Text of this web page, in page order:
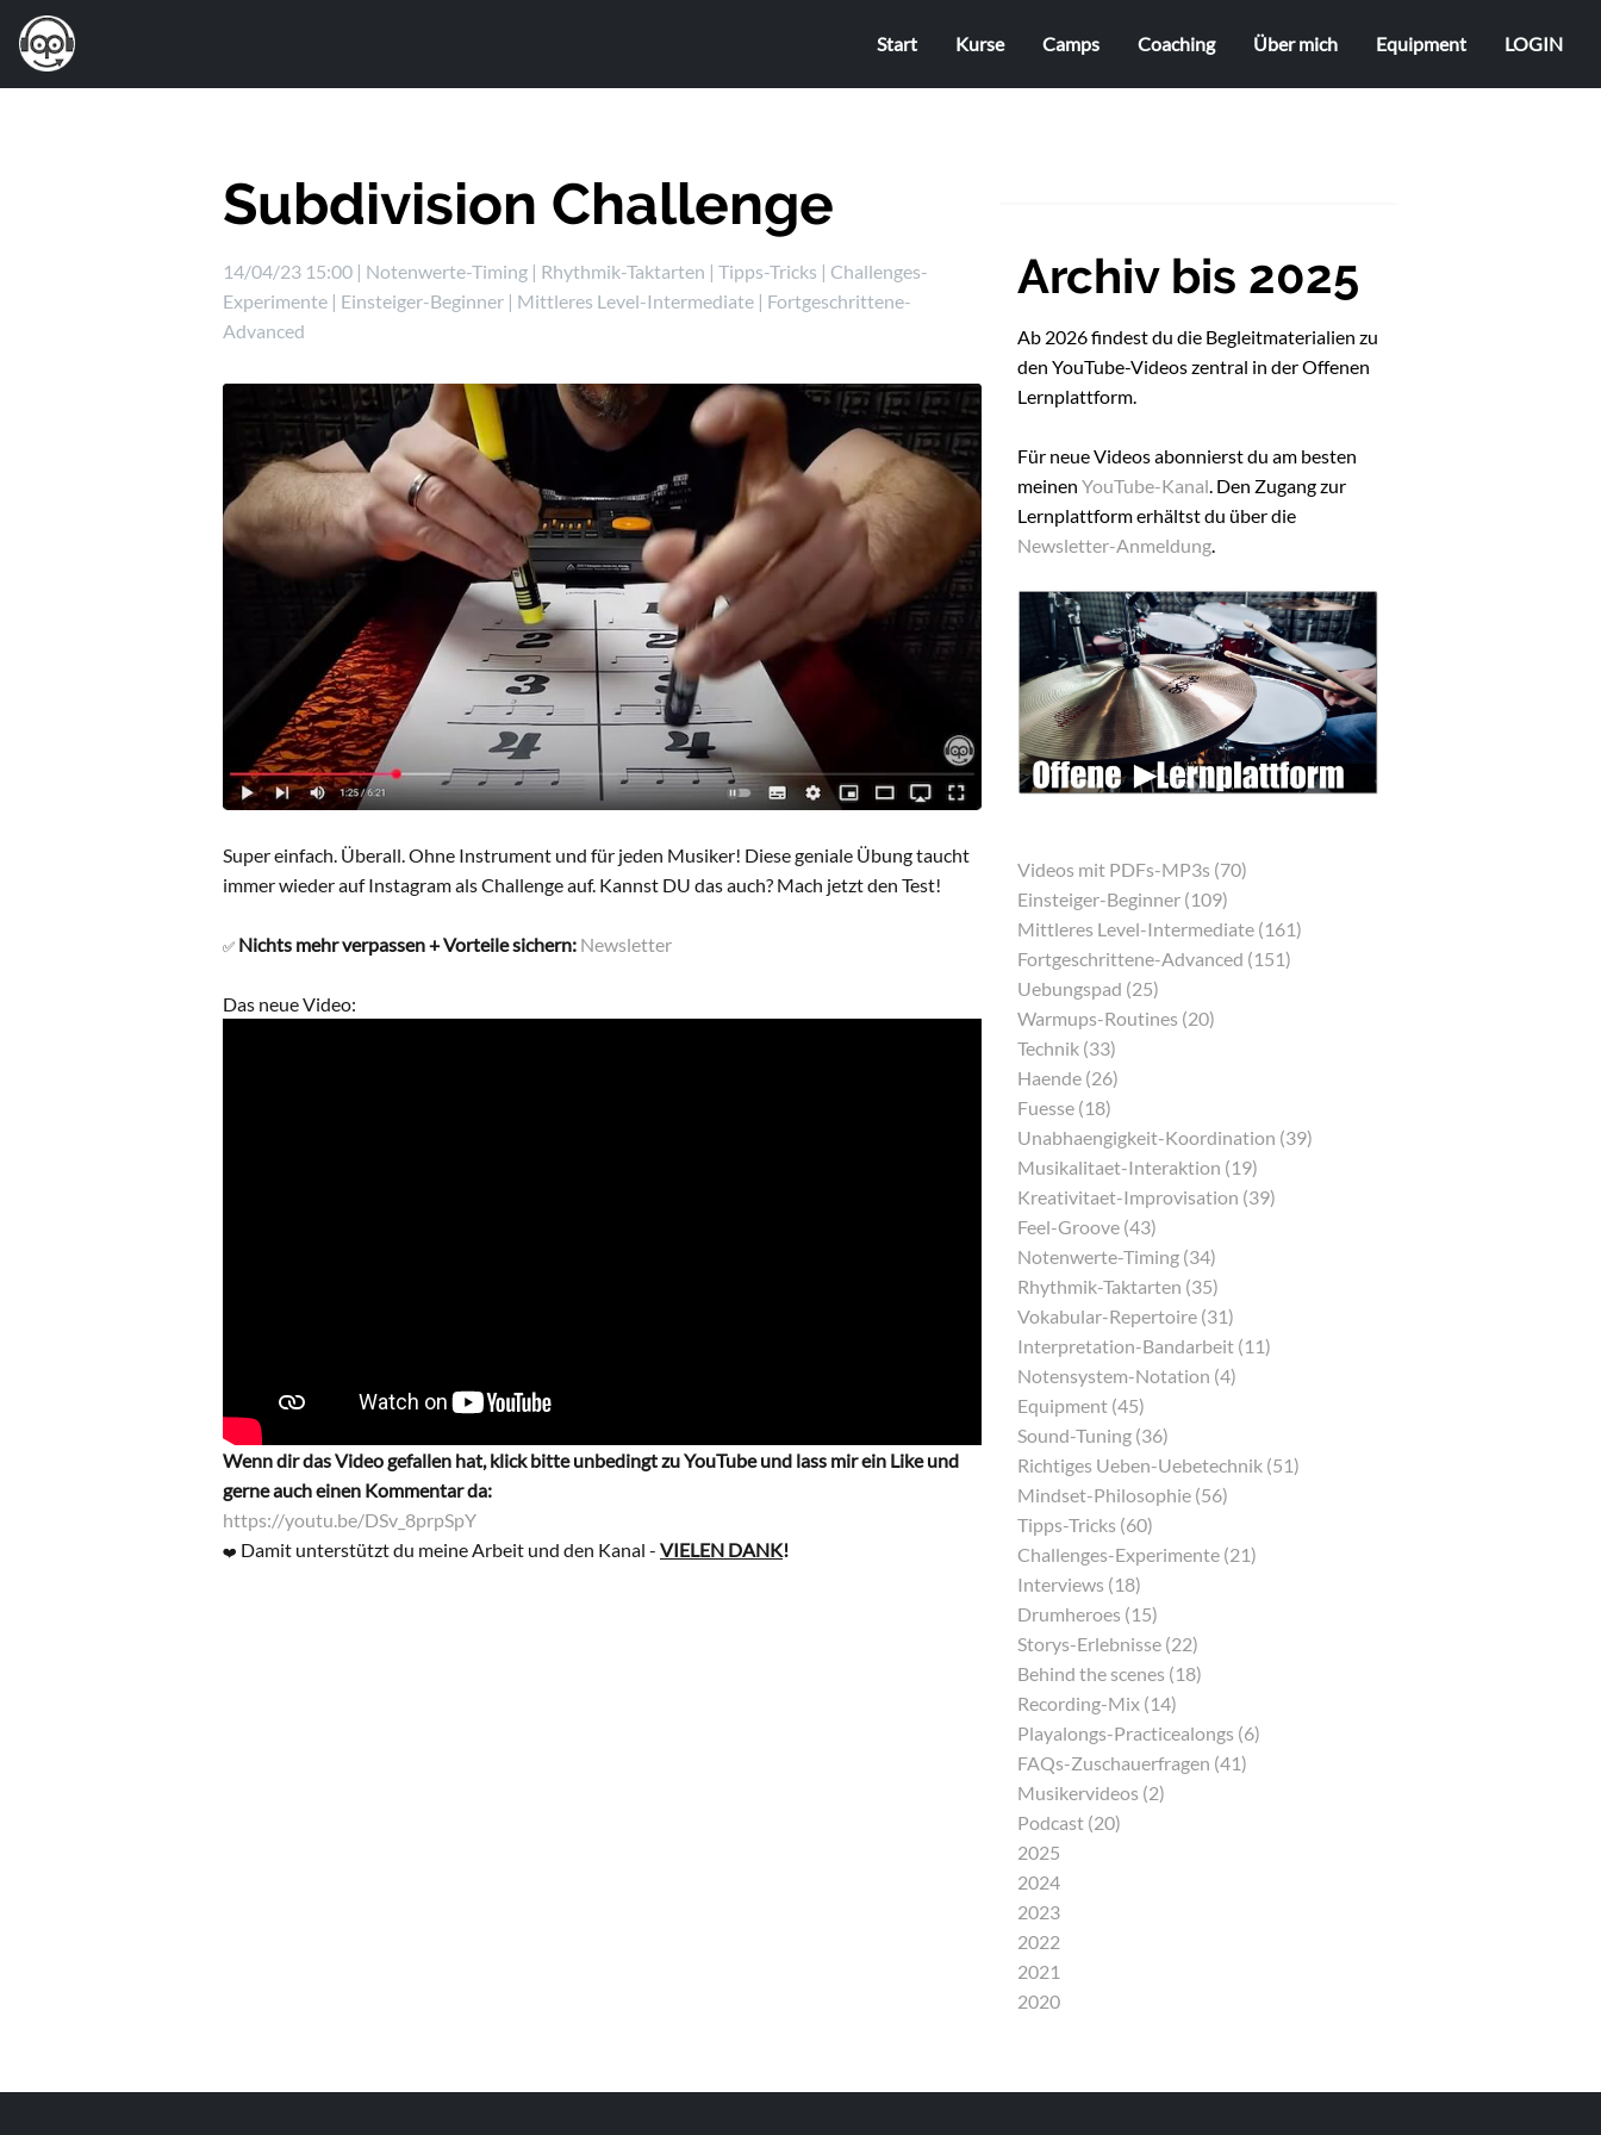
Start Kurse Camps Coaching Über mich Equipment LOGIN
Subdivision Challenge
14/04/23 15:00 | Notenwerte-Timing | Rhythmik-Taktarten | Tipps-Tricks | Challenges-
Experimente | Einsteiger-Beginner | Mittleres Level-Intermediate | Fortgeschrittene-
Advanced
Super einfach. Überall. Ohne Instrument und für jeden Musiker! Diese geniale Übung taucht
immer wieder auf Instagram als Challenge auf. Kannst DU das auch? Mach jetzt den Test!
✅ Nichts mehr verpassen + Vorteile sichern: Newsletter
Das neue Video:
Wenn dir das Video gefallen hat, klick bitte unbedingt zu YouTube und lass mir ein Like und
gerne auch einen Kommentar da:
https://youtu.be/DSv_8prpSpY
❤️ Damit unterstützt du meine Arbeit und den Kanal - VIELEN DANK!
Archiv bis 2025
Ab 2026 findest du die Begleitmaterialien zu
den YouTube-Videos zentral in der Offenen
Lernplattform.
Für neue Videos abonnierst du am besten
meinen YouTube-Kanal. Den Zugang zur
Lernplattform erhältst du über die
Newsletter-Anmeldung.
Videos mit PDFs-MP3s (70)
Einsteiger-Beginner (109)
Mittleres Level-Intermediate (161)
Fortgeschrittene-Advanced (151)
Uebungspad (25)
Warmups-Routines (20)
Technik (33)
Haende (26)
Fuesse (18)
Unabhaengigkeit-Koordination (39)
Musikalitaet-Interaktion (19)
Kreativitaet-Improvisation (39)
Feel-Groove (43)
Notenwerte-Timing (34)
Rhythmik-Taktarten (35)
Vokabular-Repertoire (31)
Interpretation-Bandarbeit (11)
Notensystem-Notation (4)
Equipment (45)
Sound-Tuning (36)
Richtiges Ueben-Uebetechnik (51)
Mindset-Philosophie (56)
Tipps-Tricks (60)
Challenges-Experimente (21)
Interviews (18)
Drumheroes (15)
Storys-Erlebnisse (22)
Behind the scenes (18)
Recording-Mix (14)
Playalongs-Practicealongs (6)
FAQs-Zuschauerfragen (41)
Musikervideos (2)
Podcast (20)
2025
2024
2023
2022
2021
2020